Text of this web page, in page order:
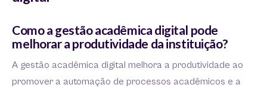
Como a gestão acadêmica digital pode
melhorar a produtividade da instituição?
A gestão acadêmica digital melhora a produtividade ao
promover a automação de processos acadêmicos e a